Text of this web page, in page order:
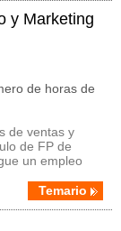
y Marketing
de horas de
de ventas y
de FP de
un empleo
Temario